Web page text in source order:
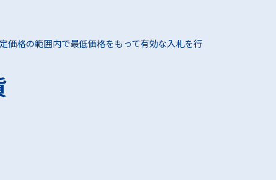
価格の範囲内で最低価格をもって有効な入札を行